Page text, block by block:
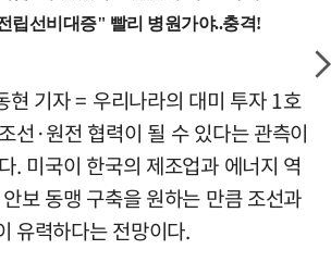
현 기자 = 우리나라의 대미 투자 1호
선·원전 협력이 될 수 있다는 관측이
. 미국이 한국의 제조업과 에너지 역
보 동맹 구축을 원하는 만큼 조선과
유력하다는 전망이다.